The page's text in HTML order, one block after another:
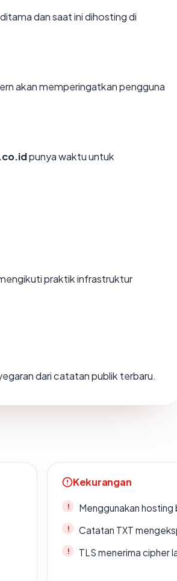
dan saat ini dihosting di
akan memperingatkan pengguna
punya waktu untuk
praktik infrastruktur
dari catatan publik terbaru.
Kekurangan
Menggunakan
Catatan TXT
TLS menerima cipher